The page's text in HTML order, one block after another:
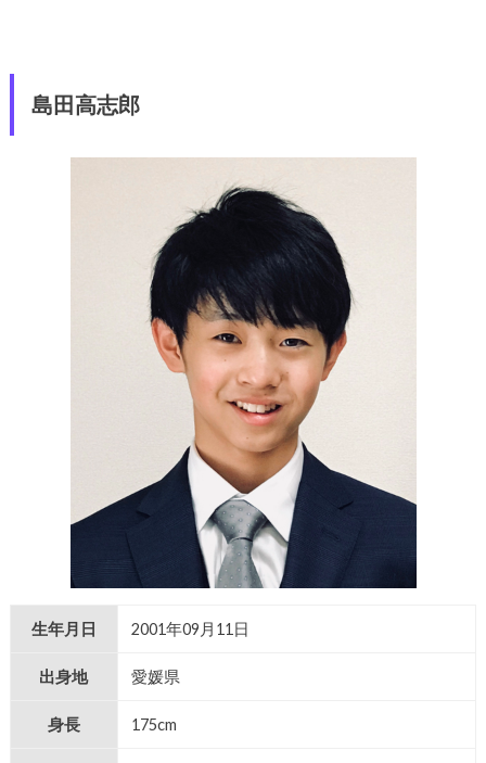
島田高志郎
生年月日 2001年09月11日
出身地 愛媛県
身長 175cm